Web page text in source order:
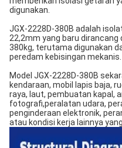
digunakan.
JGX-2228D-380B adalah
22,2mm yang baru
380kg, terutama digunakan
peredam kebisingan mekanis.
Model JGX-2228D-380B
kendaraan, mobil lapis baja,
raya, laut, pembuatan kapal,
fotografi,peralatan udara,
penginderaan elektronik,
atau kondisi kerja lainnya